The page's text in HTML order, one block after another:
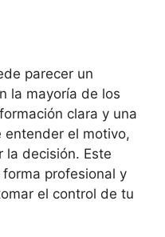
parecer un
la mayoría de los
clara y una
el motivo,
la decisión. Este
profesional y
el control de tu